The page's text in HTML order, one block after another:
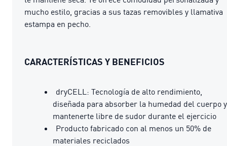
mucho estilo, gracias a sus tazas removibles y llamativa
estampa en pecho.
CARACTERÍSTICAS Y BENEFICIOS
dryCELL: Tecnología de alto rendimiento,
diseñada para absorber la humedad del cuerpo y
mantenerte libre de sudor durante el ejercicio
Producto fabricado con al menos un 50% de
materiales reciclados